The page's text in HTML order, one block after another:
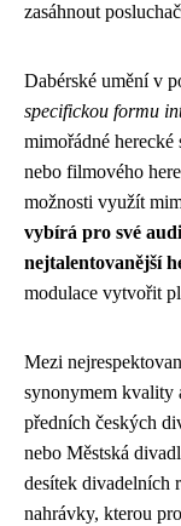
zasáhnout
Dabérské umění v
specifickou formu
mimořádné
nebo filmového
možnosti využít
vybírá pro své
nejtalentovanější
modulace vytvořit
Mezi
synonymem kvality
předních českých
nebo Městská
desítek divadelních
nahrávky, kterou